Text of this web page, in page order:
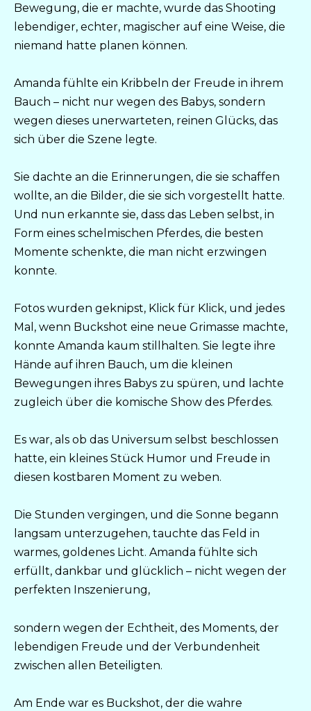
Bewegung, die er machte, wurde das Shooting
lebendiger, echter, magischer auf eine Weise, die
niemand hatte planen können.
Amanda fühlte ein Kribbeln der Freude in ihrem
Bauch – nicht nur wegen des Babys, sondern
wegen dieses unerwarteten, reinen Glücks, das
sich über die Szene legte.
Sie dachte an die Erinnerungen, die sie schaffen
wollte, an die Bilder, die sie sich vorgestellt hatte.
Und nun erkannte sie, dass das Leben selbst, in
Form eines schelmischen Pferdes, die besten
Momente schenkte, die man nicht erzwingen
konnte.
Fotos wurden geknipst, Klick für Klick, und jedes
Mal, wenn Buckshot eine neue Grimasse machte,
konnte Amanda kaum stillhalten. Sie legte ihre
Hände auf ihren Bauch, um die kleinen
Bewegungen ihres Babys zu spüren, und lachte
zugleich über die komische Show des Pferdes.
Es war, als ob das Universum selbst beschlossen
hatte, ein kleines Stück Humor und Freude in
diesen kostbaren Moment zu weben.
Die Stunden vergingen, und die Sonne begann
langsam unterzugehen, tauchte das Feld in
warmes, goldenes Licht. Amanda fühlte sich
erfüllt, dankbar und glücklich – nicht wegen der
perfekten Inszenierung,
sondern wegen der Echtheit, des Moments, der
lebendigen Freude und der Verbundenheit
zwischen allen Beteiligten.
Am Ende war es Buckshot, der die wahre